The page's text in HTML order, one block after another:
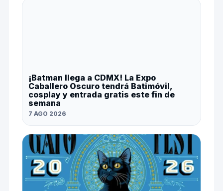
¡Batman llega a CDMX! La Expo
Caballero Oscuro tendrá Batimóvil,
cosplay y entrada gratis este fin de
semana
7 AGO 2026